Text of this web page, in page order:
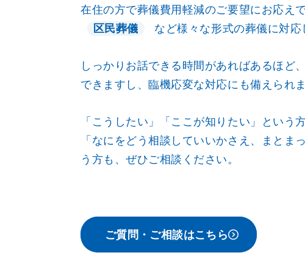
在住の方で葬儀費用軽減のご要望にお応え
区民葬儀
など様々な形式の葬儀に対応
しっかりお話できる時間があればあるほど
できますし、臨機応変な対応にも備えられま
「こうしたい」「ここが知りたい」という
「なにをどう相談していいかさえ、まとま
う方も、ぜひご相談ください。
ご質問・ご相談はこちら